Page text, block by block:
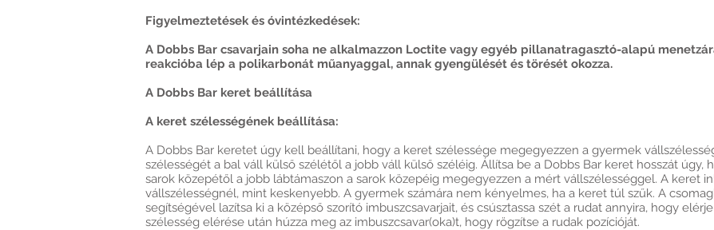
Figyelmeztetések és óvintézkedések:
A Dobbs Bar csavarjain soha ne alkalmazzon Loctite vagy egyéb pillanatragasztó-alapú
reakcióba lép a polikarbonát műanyaggal, annak gyengülését és törését okozza.
A Dobbs Bar keret beállítása
A keret szélességének beállítása:
A Dobbs Bar keretet úgy kell beállítani, hogy a keret szélessége megegyezzen a gyermek
szélességét a bal váll külső szélétől a jobb váll külső széléig. Állítsa be a Dobbs Bar keret hosszát úgy,
sarok közepétől a jobb lábtámaszon a sarok közepéig megegyezzen a mért vállszélességgel. A keret
vállszélességnél, mint keskenyebb. A gyermek számára nem kényelmes, ha a keret túl szűk. A
segítségével lazítsa ki a középső szorító imbuszcsavarjait, és csúsztassa szét a rudat annyira, hogy
szélesség elérése után húzza meg az imbuszcsavar(oka)t, hogy rögzítse a rudak pozícióját.